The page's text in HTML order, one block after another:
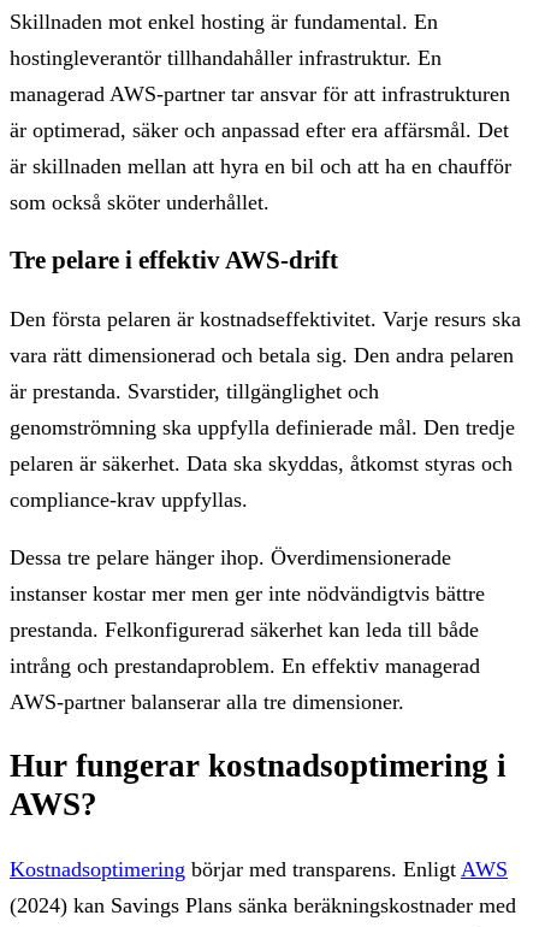
Skillnaden mot enkel hosting är fundamental. En
hostingleverantör tillhandahåller infrastruktur. En
managerad AWS-partner tar ansvar för att infrastrukturen
är optimerad, säker och anpassad efter era affärsmål. Det
är skillnaden mellan att hyra en bil och att ha en chaufför
som också sköter underhållet.
Tre pelare i effektiv AWS-drift
Den första pelaren är kostnadseffektivitet. Varje resurs ska
vara rätt dimensionerad och betala sig. Den andra pelaren
är prestanda. Svarstider, tillgänglighet och
genomströmning ska uppfylla definierade mål. Den tredje
pelaren är säkerhet. Data ska skyddas, åtkomst styras och
compliance-krav uppfyllas.
Dessa tre pelare hänger ihop. Överdimensionerade
instanser kostar mer men ger inte nödvändigtvis bättre
prestanda. Felkonfigurerad säkerhet kan leda till både
intrång och prestandaproblem. En effektiv managerad
AWS-partner balanserar alla tre dimensioner.
Hur fungerar kostnadsoptimering i
AWS?
Kostnadsoptimering börjar med transparens. Enligt AWS
(2024) kan Savings Plans sänka beräkningskostnader med